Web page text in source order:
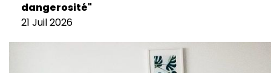
dangerosité"
21 Juil 2026